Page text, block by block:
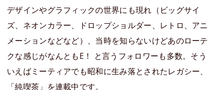
デザインやグラフィックの世界にも現れ（ビッグサイ
ズ、ネオンカラー、ドロップショルダー、レトロ、アニ
メーションなどなど）、当時を知らないけどあのローテ
クな感じがなんともE！ と言うフォロワーも多数。そう
いえばミーティアでも昭和に生み落とされたレガシー、
「純喫茶」を連載中です。